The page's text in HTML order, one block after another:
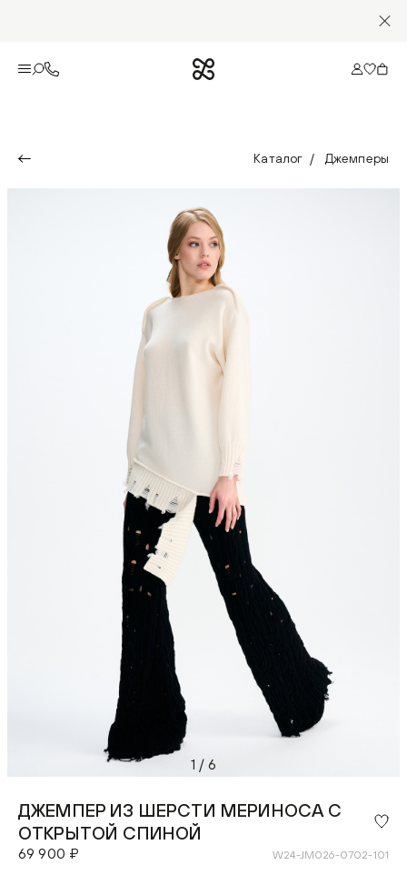
Каталог Джемперы
1 /6
ДЖЕМПЕР ИЗ ШЕРСТИ МЕРИНОСА С
ОТКРЫТОЙ СПИНОЙ
69 900 ₽ W24-JM026-0702-101